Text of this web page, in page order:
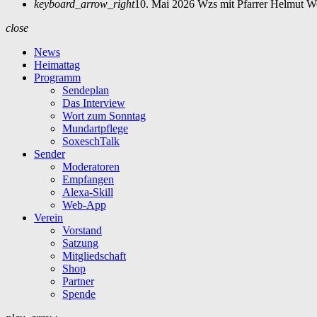
keyboard_arrow_right10. Mai 2026 Wzs mit Pfarrer Helmut
close
News
Heimattag
Programm
Sendeplan
Das Interview
Wort zum Sonntag
Mundartpflege
SoxeschTalk
Sender
Moderatoren
Empfangen
Alexa-Skill
Web-App
Verein
Vorstand
Satzung
Mitgliedschaft
Shop
Partner
Spende